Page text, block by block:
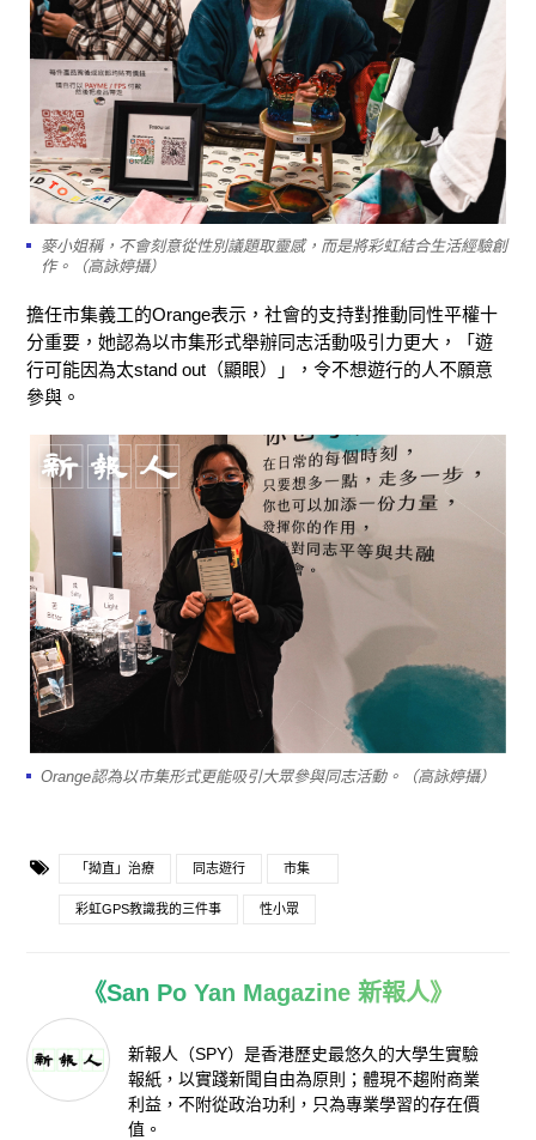
麥小姐稱，不會刻意從性別議題取靈感，而是將彩虹結合生活經驗創
作。（高詠婷攝）
擔任市集義工的Orange表示，社會的支持對推動同性平權十
分重要，她認為以市集形式舉辦同志活動吸引力更大，「遊
行可能因為太stand out（顯眼）」，令不想遊行的人不願意
參與。
Orange認為以市集形式更能吸引大眾參與同志活動。（高詠婷攝）
「拗直」治療 同志遊行 市集
彩虹GPS教識我的三件事 性小眾
《San Po Yan Magazine 新報人》
新報人（SPY）是香港歷史最悠久的大學生實驗
報紙，以實踐新聞自由為原則；體現不趨附商業
利益，不附從政治功利，只為專業學習的存在價
值。